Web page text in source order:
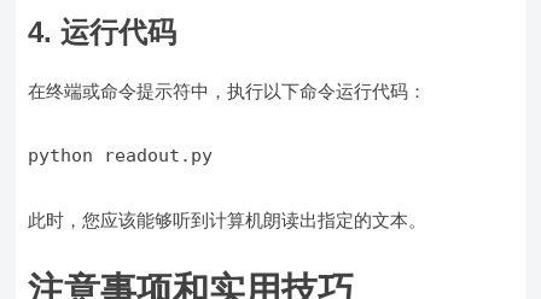
4. 运行代码
在终端或命令提示符中，执行以下命令运行代码：
此时，您应该能够听到计算机朗读出指定的文本。
注意事项和实用技巧